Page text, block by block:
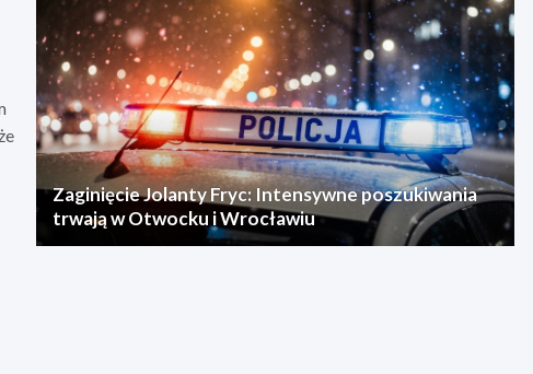
Zaginięcie Jolanty Fryc: Intensywne poszukiwania
trwają w Otwocku i Wrocławiu